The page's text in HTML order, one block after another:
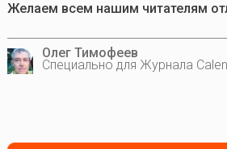
Желаем всем нашим читателям
Олег Тимофеев
Специально для Журнала